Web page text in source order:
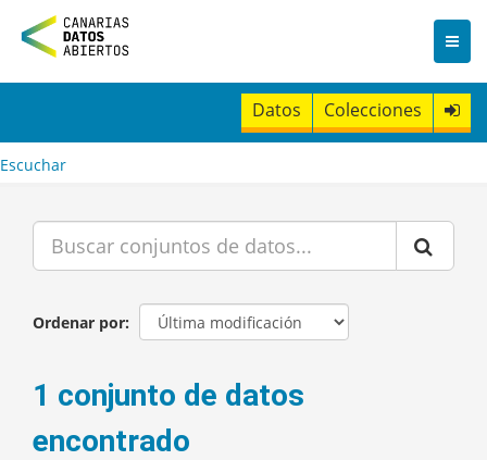
n
t
Datos Colecciones
Escuchar
Ordenar por
1 conjunto de datos
encontrado